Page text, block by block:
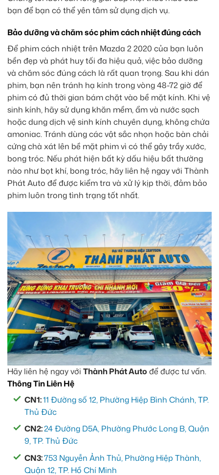
bạn để bạn có thể yên tâm sử dụng dịch vụ.
Bảo dưỡng và chăm sóc phim cách nhiệt đúng cách
Để phim cách nhiệt trên Mazda 2 2020 của bạn luôn
bền đẹp và phát huy tối đa hiệu quả, việc bảo dưỡng
và chăm sóc đúng cách là rất quan trọng. Sau khi dán
phim, bạn nên tránh hạ kính trong vòng 48-72 giờ để
phim có đủ thời gian bám chặt vào bề mặt kính. Khi vệ
sinh kính, hãy sử dụng khăn mềm, ẩm và nước sạch
hoặc dung dịch vệ sinh kính chuyên dụng, không chứa
amoniac. Tránh dùng các vật sắc nhọn hoặc bàn chải
cứng chà xát lên bề mặt phim vì có thể gây trầy xước,
bong tróc. Nếu phát hiện bất kỳ dấu hiệu bất thường
nào như bọt khí, bong tróc, hãy liên hệ ngay với Thành
Phát Auto để được kiểm tra và xử lý kịp thời, đảm bảo
phim luôn trong tình trạng tốt nhất.
Hãy liên hệ ngay với Thành Phát Auto để được tư vấn.
Thông Tin Liên Hệ
CN1:11 Đường số 12, Phường Hiệp Bình Chánh, TP.
Thủ Đức
CN2:24 Đường D5A, Phường Phước Long B, Quận
9, TP. Thủ Đức
CN3:753 Nguyễn Ảnh Thủ, Phường Hiệp Thành,
Quận 12, TP. Hồ Chí Minh